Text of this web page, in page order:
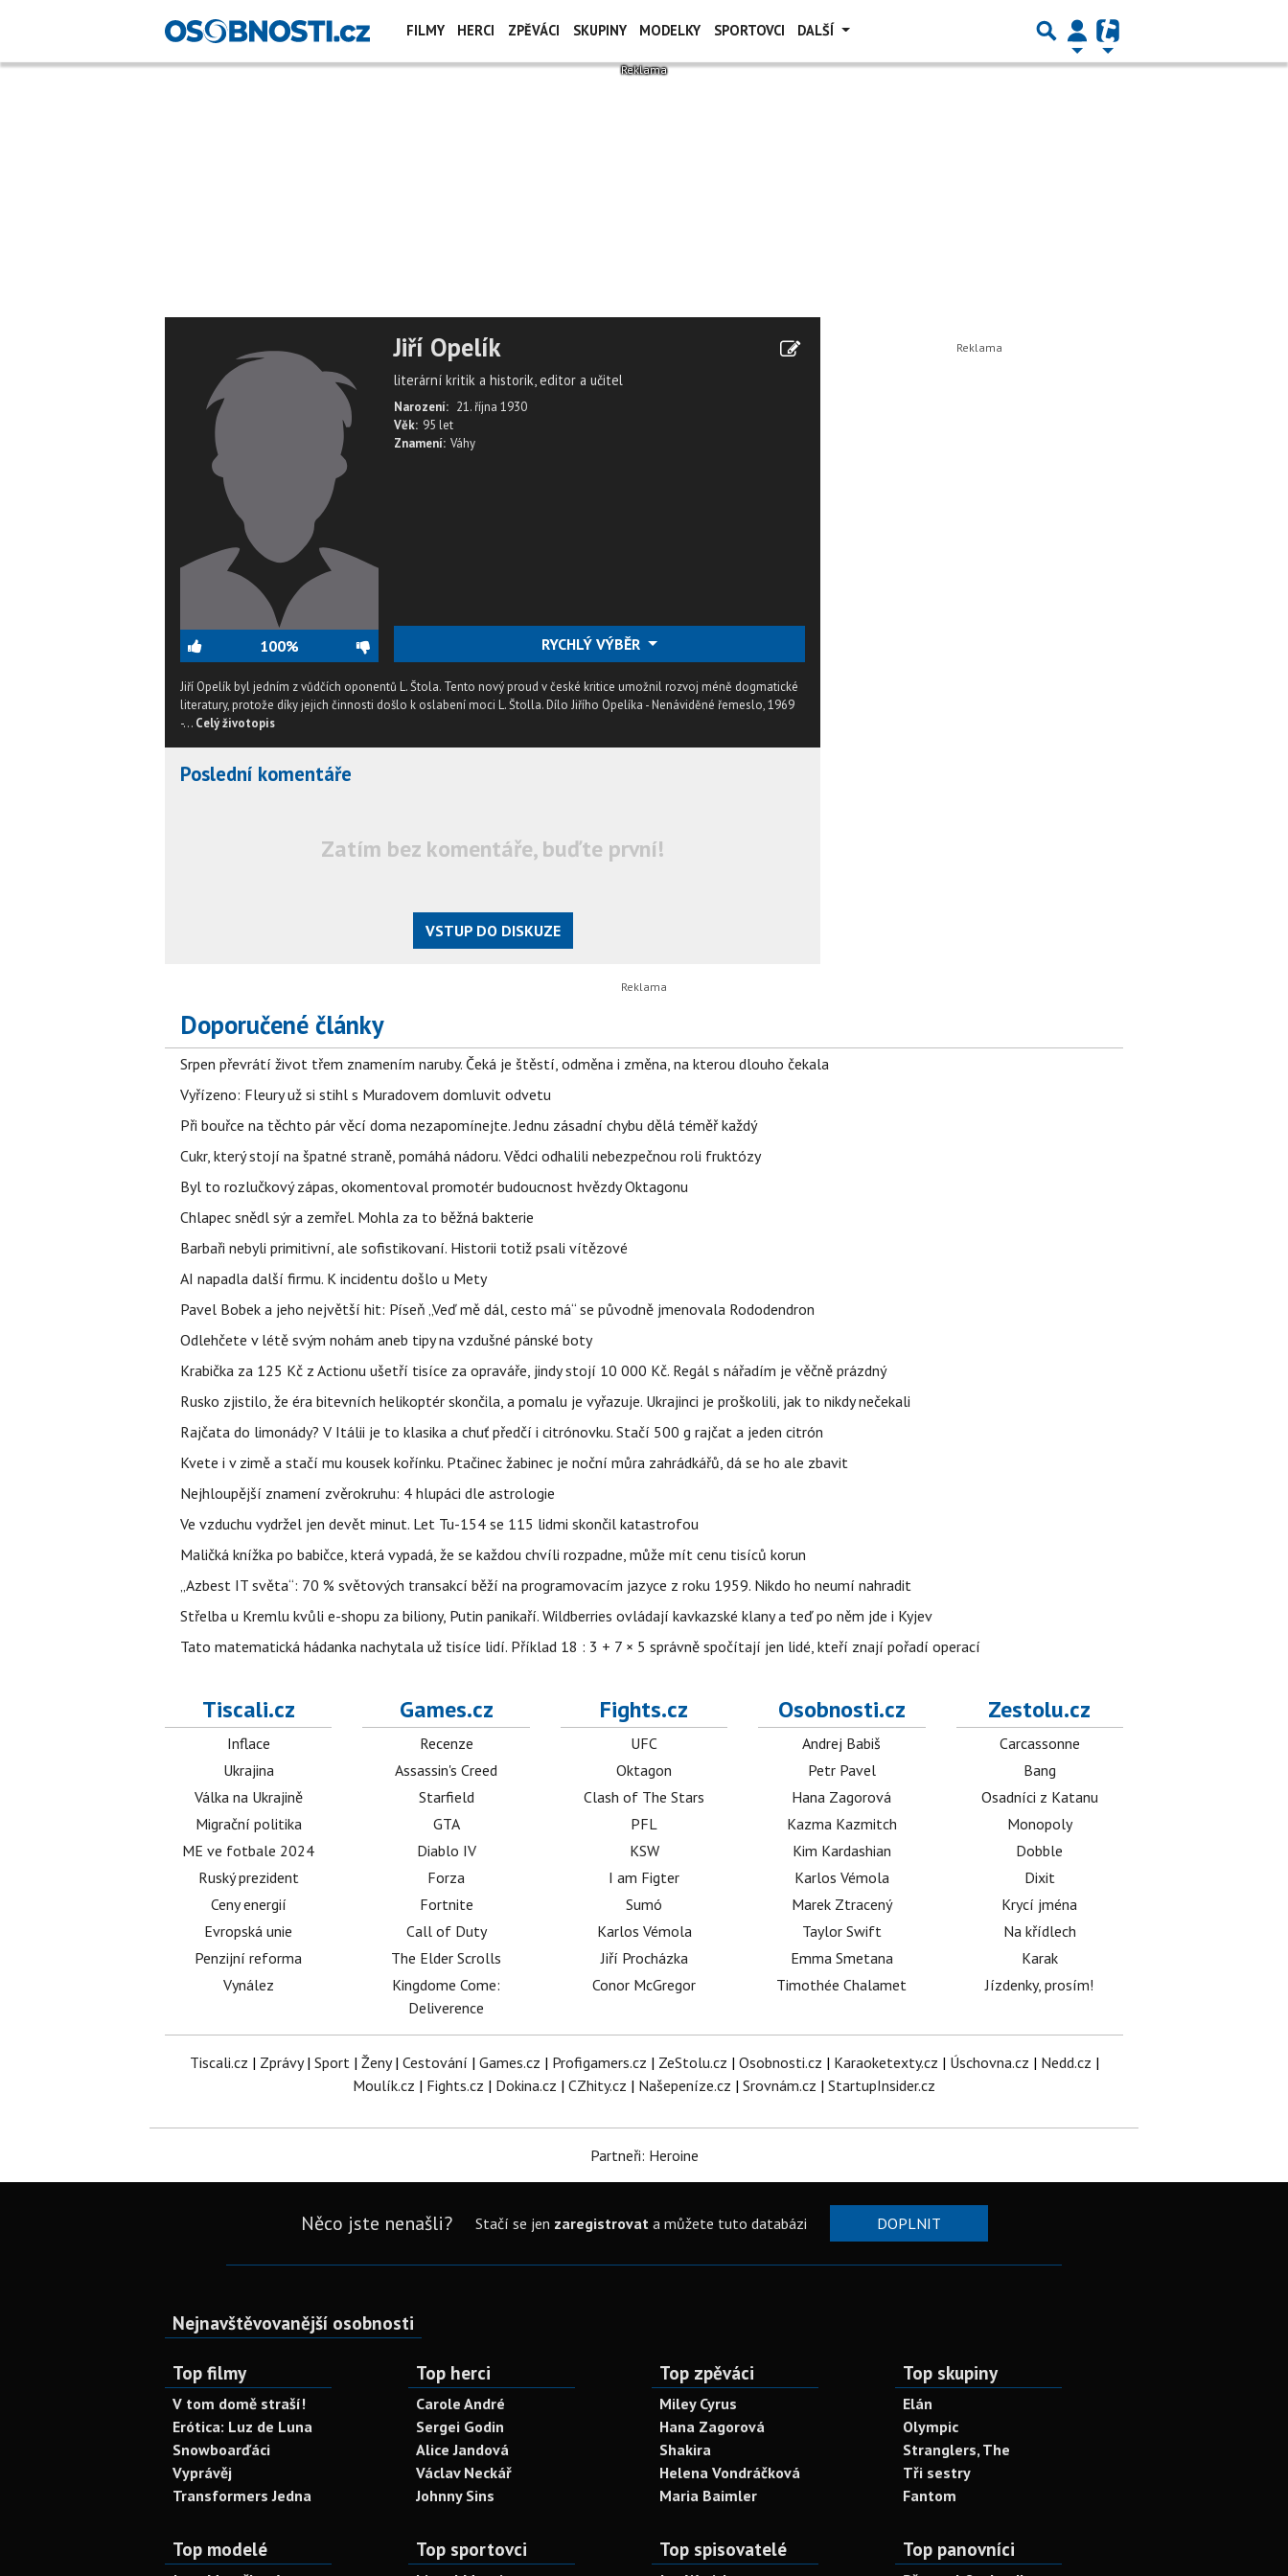
FILMY HERCI ZPĚVÁCI SKUPINY MODELKY SPORTOVCI DALŠÍ
100%
Jiří Opelík
literární kritik a historik, editor a učitel
Narození: 21. října 1930
Věk: 95 let
Znamení: Váhy
RYCHLÝ VÝBĚR
Jiří Opelík byl jedním z vůdčích oponentů L. Štola. Tento nový proud v české kritice umožnil rozvoj méně dogmatické
literatury, protože díky jejich činnosti došlo k oslabení moci L. Štolla. Dílo Jiřího Opelíka - Nenáviděné řemeslo, 1969
-... Celý životopis
Poslední komentáře
Zatím bez komentáře, buďte první!
VSTUP DO DISKUZE
Doporučené články
Srpen převrátí život třem znamením naruby. Čeká je štěstí, odměna i změna, na kterou dlouho čekala
Vyřízeno: Fleury už si stihl s Muradovem domluvit odvetu
Při bouřce na těchto pár věcí doma nezapomínejte. Jednu zásadní chybu dělá téměř každý
Cukr, který stojí na špatné straně, pomáhá nádoru. Vědci odhalili nebezpečnou roli fruktózy
Byl to rozlučkový zápas, okomentoval promotér budoucnost hvězdy Oktagonu
Chlapec snědl sýr a zemřel. Mohla za to běžná bakterie
Barbaři nebyli primitivní, ale sofistikovaní. Historii totiž psali vítězové
AI napadla další firmu. K incidentu došlo u Mety
Pavel Bobek a jeho největší hit: Píseň „Veď mě dál, cesto má“ se původně jmenovala Rododendron
Odlehčete v létě svým nohám aneb tipy na vzdušné pánské boty
Krabička za 125 Kč z Actionu ušetří tisíce za opraváře, jindy stojí 10 000 Kč. Regál s nářadím je věčně prázdný
Rusko zjistilo, že éra bitevních helikoptér skončila, a pomalu je vyřazuje. Ukrajinci je proškolili, jak to nikdy nečekali
Rajčata do limonády? V Itálii je to klasika a chuť předčí i citrónovku. Stačí 500 g rajčat a jeden citrón
Kvete i v zimě a stačí mu kousek kořínku. Ptačinec žabinec je noční můra zahrádkářů, dá se ho ale zbavit
Nejhloupější znamení zvěrokruhu: 4 hlupáci dle astrologie
Ve vzduchu vydržel jen devět minut. Let Tu-154 se 115 lidmi skončil katastrofou
Maličká knížka po babičce, která vypadá, že se každou chvíli rozpadne, může mít cenu tisíců korun
„Azbest IT světa“: 70 % světových transakcí běží na programovacím jazyce z roku 1959. Nikdo ho neumí nahradit
Střelba u Kremlu kvůli e-shopu za biliony, Putin panikaří. Wildberries ovládají kavkazské klany a teď po něm jde i Kyjev
Tato matematická hádanka nachytala už tisíce lidí. Příklad 18 : 3 + 7 × 5 správně spočítají jen lidé, kteří znají pořadí operací
Tiscali.cz
Inflace
Ukrajina
Válka na Ukrajině
Migrační politika
ME ve fotbale 2024
Ruský prezident
Ceny energií
Evropská unie
Penzijní reforma
Vynález
Games.cz
Recenze
Assassin's Creed
Starfield
GTA
Diablo IV
Forza
Fortnite
Call of Duty
The Elder Scrolls
Kingdome Come:
Deliverence
Fights.cz
UFC
Oktagon
Clash of The Stars
PFL
KSW
I am Figter
Sumó
Karlos Vémola
Jiří Procházka
Conor McGregor
Osobnosti.cz
Andrej Babiš
Petr Pavel
Hana Zagorová
Kazma Kazmitch
Kim Kardashian
Karlos Vémola
Marek Ztracený
Taylor Swift
Emma Smetana
Timothée Chalamet
Zestolu.cz
Carcassonne
Bang
Osadníci z Katanu
Monopoly
Dobble
Dixit
Krycí jména
Na křídlech
Karak
Jízdenky, prosím!
Tiscali.cz | Zprávy| Sport| Ženy| Cestování | Games.cz | Profigamers.cz | ZeStolu.cz | Osobnosti.cz | Karaoketexty.cz | Úschovna.cz | Nedd.cz |
Moulík.cz | Fights.cz | Dokina.cz | CZhity.cz | Našepeníze.cz | Srovnám.cz | StartupInsider.cz
Partneři: Heroine
Něco jste nenašli? Stačí se jen zaregistrovata můžete tuto databázi DOPLNIT
Nejnavštěvovanější osobnosti
Top filmy
V tom domě straší!
Erótica: Luz de Luna
Snowboarďáci
Vyprávěj
Transformers Jedna
Top herci
Carole André
Sergei Godin
Alice Jandová
Václav Neckář
Johnny Sins
Top zpěváci
Miley Cyrus
Hana Zagorová
Shakira
Helena Vondráčková
Maria Baimler
Top skupiny
Elán
Olympic
Stranglers, The
Tři sestry
Fantom
Top modelé Top sportovci Top spisovatelé Top panovníci